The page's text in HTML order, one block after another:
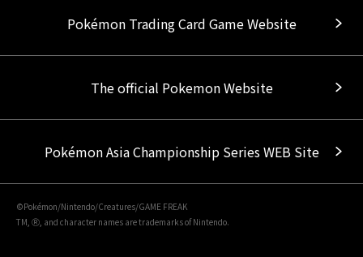
Pokémon Trading Card Game Website
The official Pokemon Website
Pokémon Asia Championship Series WEB Site
©Pokémon/Nintendo/Creatures/GAME FREAK
TM, Ⓡ, and character names are trademarks of Nintendo.